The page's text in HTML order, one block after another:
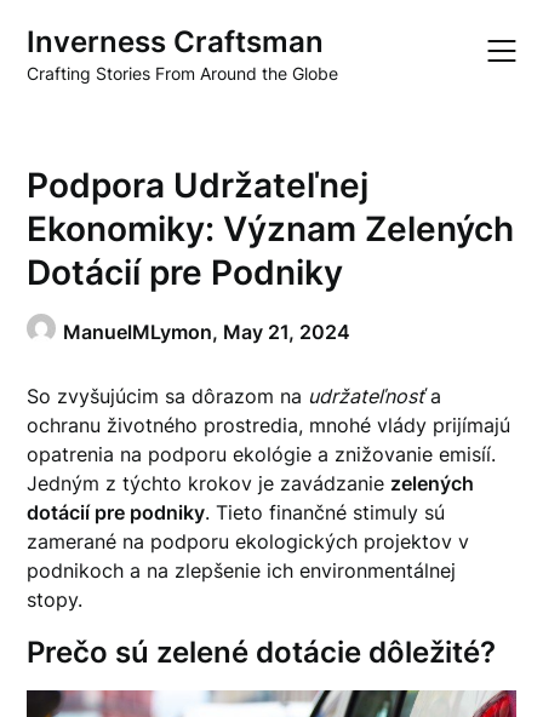
content
Inverness Craftsman
Crafting Stories From Around the Globe
Podpora Udržateľnej
Ekonomiky: Význam Zelených
Dotácií pre Podniky
ManuelMLymon, May 21, 2024
So zvyšujúcim sa dôrazom na udržateľnosťa
ochranu životného prostredia, mnohé vlády prijímajú
opatrenia na podporu ekológie a znižovanie emisíí.
Jedným z týchto krokov je zavádzanie zelených
dotácií pre podniky. Tieto finančné stimuly sú
zamerané na podporu ekologických projektov v
podnikoch a na zlepšenie ich environmentálnej
stopy.
Prečo sú zelené dotácie dôležité?